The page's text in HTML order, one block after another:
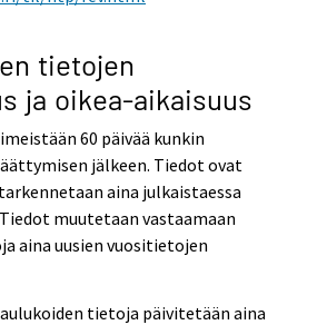
tietojen
ja oikea-aikaisuus
60 päivää kunkin
jälkeen. Tiedot ovat
aina julkaistaessa
muutetaan vastaamaan
aina uusien vuositietojen
tietoja päivitetään aina